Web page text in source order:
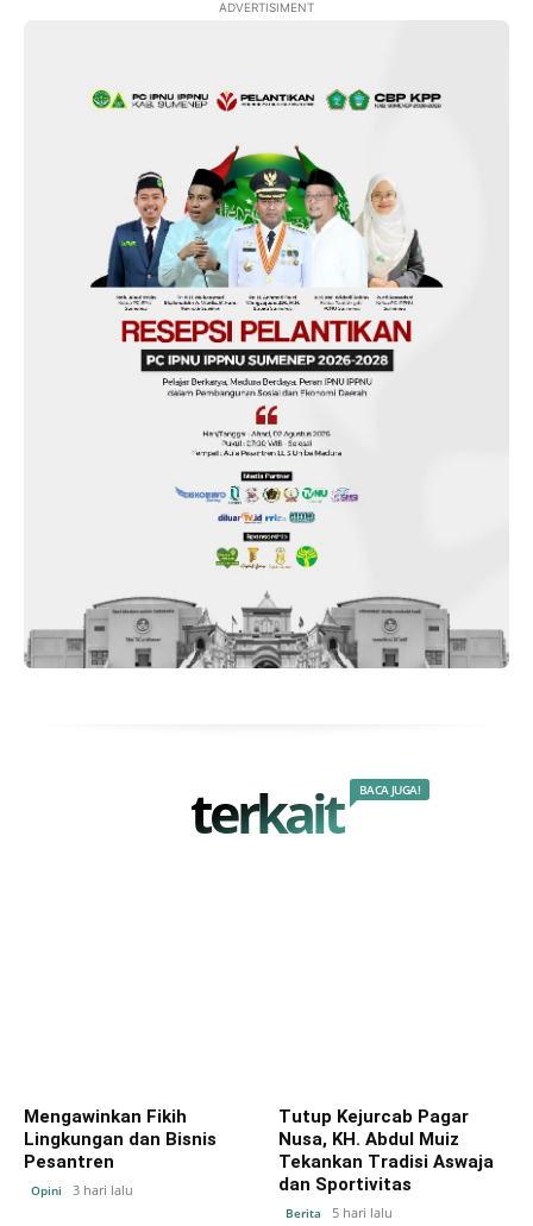
ADVERTISIMENT
terkait BACA JUGA!
Mengawinkan Fikih
Lingkungan dan Bisnis
Pesantren
Opini 3 hari lalu
Tutup Kejurcab Pagar
Nusa, KH. Abdul Muiz
Tekankan Tradisi Aswaja
dan Sportivitas
Berita 5 hari lalu